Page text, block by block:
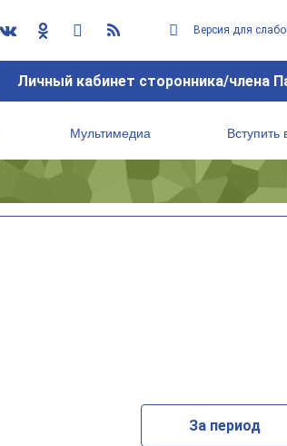
Версия для
Личный кабинет сторонника/члена
Мультимедиа Вступить
За период